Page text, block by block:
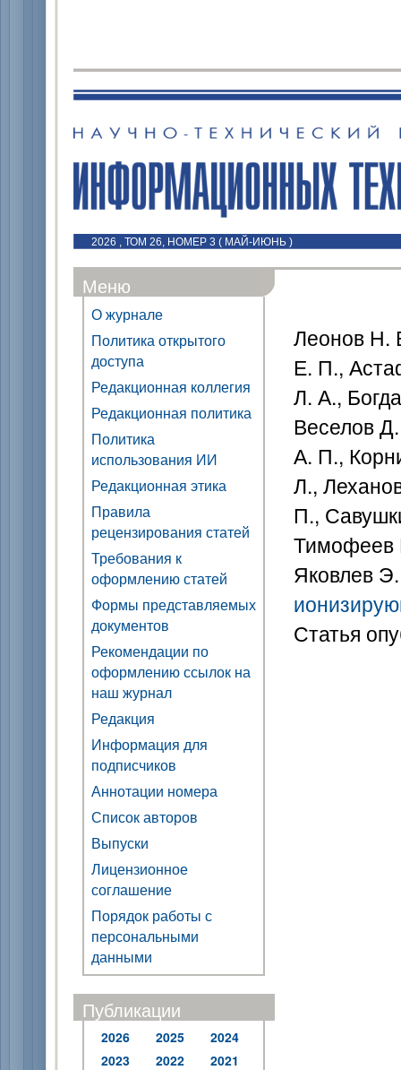
2026 , ТОМ 26, НОМЕР 3 ( МАЙ-ИЮНЬ )
Меню
О журнале
Политика открытого
доступа
Редакционная коллегия
Редакционная политика
Политика
использования ИИ
Редакционная этика
Правила
рецензирования статей
Требования к
оформлению статей
Формы представляемых
документов
Рекомендации по
оформлению ссылок на
наш журнал
Редакция
Информация для
подписчиков
Аннотации номера
Список авторов
Выпуски
Лицензионное
соглашение
Порядок работы с
персональными
данными
Публикации
2026 2025
2024
2023
2022
2021
Леонов Н.
Е. П.,
Л. А.,
Веселов
А. П.,
Л.,
П.,
Тимофеев
Яковлев
Статья